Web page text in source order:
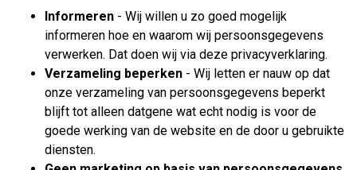
Informeren - Wij willen u zo goed mogelijk
informeren hoe en waarom wij persoonsgegevens
verwerken. Dat doen wij via deze privacyverklaring.
Verzameling beperken - Wij letten er nauw op dat
onze verzameling van persoonsgegevens beperkt
blijft tot alleen datgene wat echt nodig is voor de
goede werking van de website en de door u gebruikte
diensten.